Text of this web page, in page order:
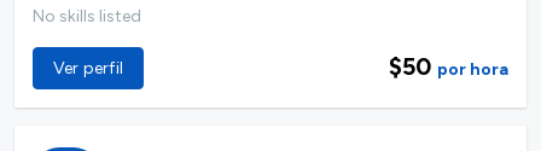
No skills listed
Ver perfil $50 por hora